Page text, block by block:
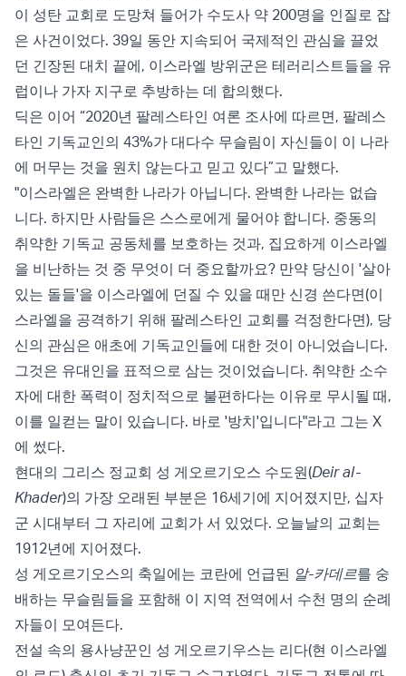
이 성탄 교회로 도망쳐 들어가 수도사 약 200명을 인질로 잡
은 사건이었다. 39일 동안 지속되어 국제적인 관심을 끌었
던 긴장된 대치 끝에, 이스라엘 방위군은 테러리스트들을 유
럽이나 가자 지구로 추방하는 데 합의했다.
딕은 이어 “2020년 팔레스타인 여론 조사에 따르면, 팔레스
타인 기독교인의 43%가 대다수 무슬림이 자신들이 이 나라
에 머무는 것을 원치 않는다고 믿고 있다”고 말했다.
"이스라엘은 완벽한 나라가 아닙니다. 완벽한 나라는 없습
니다. 하지만 사람들은 스스로에게 물어야 합니다. 중동의
취약한 기독교 공동체를 보호하는 것과, 집요하게 이스라엘
을 비난하는 것 중 무엇이 더 중요할까요? 만약 당신이 '살아
있는 돌들'을 이스라엘에 던질 수 있을 때만 신경 쓴다면(이
스라엘을 공격하기 위해 팔레스타인 교회를 걱정한다면), 당
신의 관심은 애초에 기독교인들에 대한 것이 아니었습니다.
그것은 유대인을 표적으로 삼는 것이었습니다. 취약한 소수
자에 대한 폭력이 정치적으로 불편하다는 이유로 무시될 때,
이를 일컫는 말이 있습니다. 바로 '방치'입니다"라고 그는 X
에 썼다.
현대의 그리스 정교회 성 게오르기오스 수도원(Deir al-
Khader)의 가장 오래된 부분은 16세기에 지어졌지만, 십자
군 시대부터 그 자리에 교회가 서 있었다. 오늘날의 교회는
1912년에 지어졌다.
성 게오르기오스의 축일에는 코란에 언급된 알-카데르를 숭
배하는 무슬림들을 포함해 이 지역 전역에서 수천 명의 순례
자들이 모여든다.
전설 속의 용사냥꾼인 성 게오르기우스는 리다(현 이스라엘